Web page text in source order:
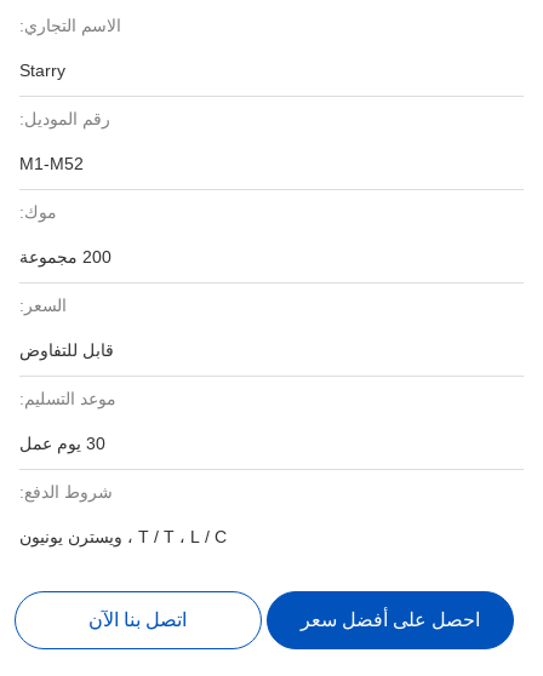
الاسم التجاري:
Starry
رقم الموديل:
M1-M52
موك:
200 مجموعة
السعر:
قابل للتفاوض
موعد التسليم:
30 يوم عمل
شروط الدفع:
T / T ، L / C ، ويسترن يونيون
احصل على أفضل سعر اتصل بنا الآن